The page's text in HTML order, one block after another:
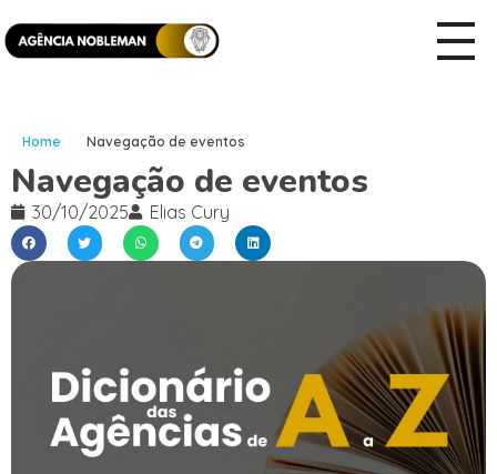
Home Navegação de eventos
Navegação de eventos
30/10/2025 Elias Cury